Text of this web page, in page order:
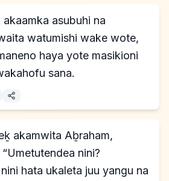
akaamka asubuhi na
watumishi wake wote,
haya yote masikioni
sana.
akamwita Aḇraham,
nini?
hata ukaleta juu yangu na